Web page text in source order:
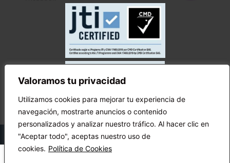
Valoramos tu privacidad
Utilizamos cookies para mejorar tu experiencia de
navegación, mostrarte anuncios o contenido
personalizados y analizar nuestro tráfico. Al hacer clic en
"Aceptar todo", aceptas nuestro uso de
cookies. Política de Cookies
© Copyright Ecuador Chequea 2025.